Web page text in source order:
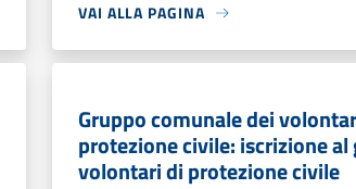
VAI ALLA PAGINA
Gruppo comunale dei
protezione civile: iscrizione al
volontari di protezione civile